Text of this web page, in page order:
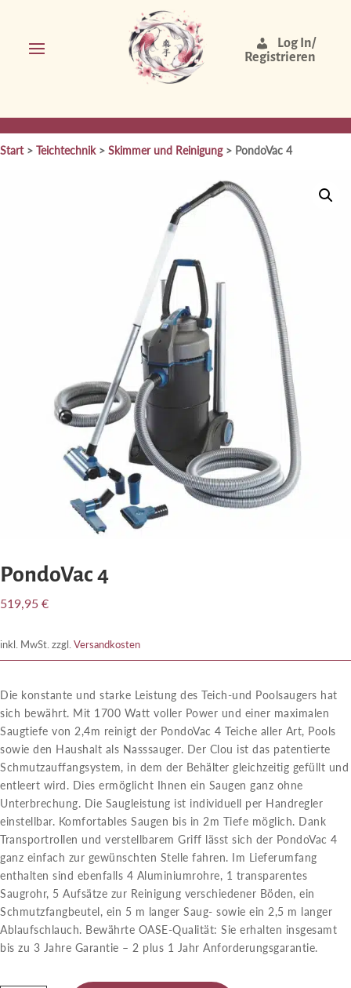
Log In/
Registrieren
Start> Teichtechnik> Skimmer und Reinigung> PondoVac 4
PondoVac 4
519,95 €
inkl. MwSt. zzgl. Versandkosten
Die konstante und starke Leistung des Teich-und Poolsaugers hat
sich bewährt. Mit 1700 Watt voller Power und einer maximalen
Saugtiefe von 2,4m reinigt der PondoVac 4 Teiche aller Art, Pools
sowie den Haushalt als Nasssauger. Der Clou ist das patentierte
Schmutzauffangsystem, in dem der Behälter gleichzeitig gefüllt und
entleert wird. Dies ermöglicht Ihnen ein Saugen ganz ohne
Unterbrechung. Die Saugleistung ist individuell per Handregler
einstellbar. Komfortables Saugen bis in 2m Tiefe möglich. Dank
Transportrollen und verstellbarem Griff lässt sich der PondoVac 4
ganz einfach zur gewünschten Stelle fahren. Im Lieferumfang
enthalten sind ebenfalls 4 Aluminiumrohre, 1 transparentes
Saugrohr, 5 Aufsätze zur Reinigung verschiedener Böden, ein
Schmutzfangbeutel, ein 5 m langer Saug- sowie ein 2,5 m langer
Ablaufschlauch. Bewährte OASE-Qualität: Sie erhalten insgesamt
bis zu 3 Jahre Garantie – 2 plus 1 Jahr Anforderungsgarantie.